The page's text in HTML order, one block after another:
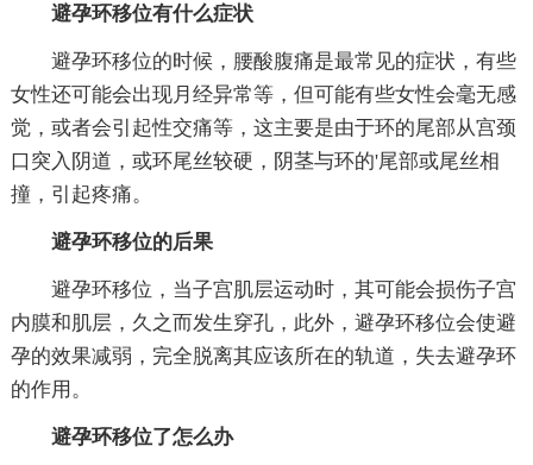
避孕环移位有什么症状
避孕环移位的时候，腰酸腹痛是最常见的症状，有些
女性还可能会出现月经异常等，但可能有些女性会毫无感
觉，或者会引起性交痛等，这主要是由于环的尾部从宫颈
口突入阴道，或环尾丝较硬，阴茎与环的'尾部或尾丝相
撞，引起疼痛。
避孕环移位的后果
避孕环移位，当子宫肌层运动时，其可能会损伤子宫
内膜和肌层，久之而发生穿孔，此外，避孕环移位会使避
孕的效果减弱，完全脱离其应该所在的轨道，失去避孕环
的作用。
避孕环移位了怎么办